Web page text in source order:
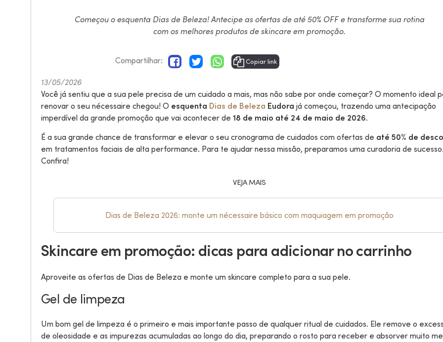
Começou o esquenta Dias de Beleza! Antecipe as ofertas de até 50% OFF e transforme sua rotina
com os melhores produtos de skincare em promoção.
Compartilhar: Copiar link
13/05/2026
Você já sentiu que a sua pele precisa de um cuidado a mais, mas não sabe por onde começar? O momento ideal
renovar o seu nécessaire chegou! O esquenta Dias de Beleza Eudora já começou, trazendo uma antecipação
imperdível da grande promoção que vai acontecer de 18 de maio até 24 de maio de 2026.
É a sua grande chance de transformar e elevar o seu cronograma de cuidados com ofertas de até 50% de
em tratamentos faciais de alta performance. Para te ajudar nessa missão, preparamos uma curadoria de
Confira!
VEJA MAIS
Dias de Beleza 2026: monte um nécessaire básico com maquiagem em promoção
Skincare em promoção: dicas para adicionar no carrinho
Aproveite as ofertas de Dias de Beleza e monte um skincare completo para a sua pele.
Gel de limpeza
Um bom gel de limpeza é o primeiro e mais importante passo de qualquer ritual de cuidados. Ele remove o
de oleosidade e as impurezas acumuladas ao longo do dia, preparando o rosto para receber e absorver muito
Como diminuir rugas? Descubra o passo
a passo do skincare para pele madura
Quer saber como diminuir rugas de forma
o novo Sérum B-TX Freeze Neo Dermo
que reduz até 12 tipos de rugas!
O que é melhor, escova ou prancha?
alisar seu cabelo
A prancha oferece alisamento mais
duradouro; a escova é mais prática no
Quais são os 10 melhores
dos consumidores.
Para escolher a melhor opção